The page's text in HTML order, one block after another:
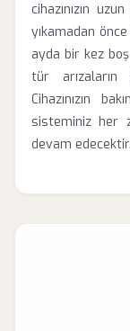
cihazınızın
yıkamadan
ayda bir kez
tür
Cihazınızın
sisteminiz her
devam edecektir.